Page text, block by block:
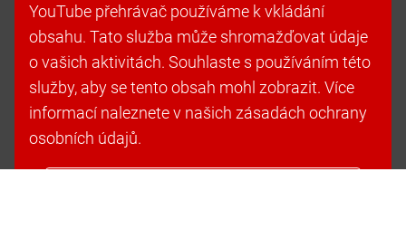
YouTube přehrávač používáme k vkládání
obsahu. Tato služba může shromažďovat údaje
o vašich aktivitách. Souhlaste s používáním této
služby, aby se tento obsah mohl zobrazit. Více
informací naleznete v našich zásadách ochrany
osobních údajů.